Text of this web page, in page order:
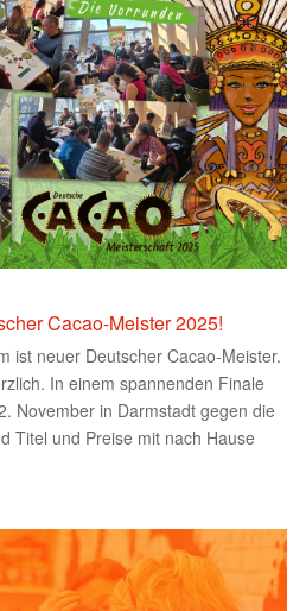
Cacao-Meister 2025!
ist neuer Deutscher Cacao-Meister.
In einem spannenden Finale
November in Darmstadt gegen die
Titel und Preise mit nach Hause